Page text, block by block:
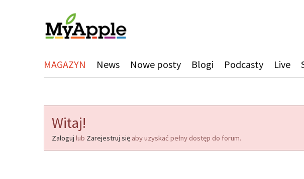
MAGAZYN News Nowe posty Blogi Podcasty Live
Witaj!
Zaloguj lub Zarejestruj się aby uzyskać pełny dostęp do forum.